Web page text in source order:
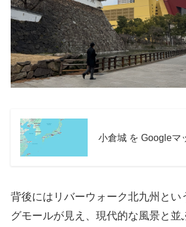
小倉城 を Googleマ
背後にはリバーウォーク北九州とい
グモールが見え、現代的な風景と並